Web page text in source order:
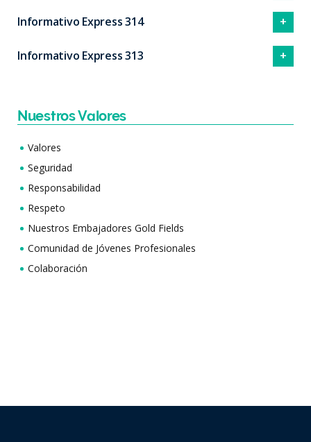
Informativo Express 314
Informativo Express 313
Nuestros Valores
Valores
Seguridad
Responsabilidad
Respeto
Nuestros Embajadores Gold Fields
Comunidad de Jóvenes Profesionales
Colaboración